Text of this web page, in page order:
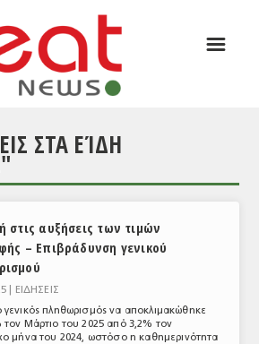
☰
ΣΤΑ ΕΊΔΗ
στις αυξήσεις των τιμών
– Επιβράδυνση γενικού
|
ΕΙΔΗΣΕΙΣ
πληθωρισμός να αποκλιμακώθηκε
τον Μάρτιο του 2025 από 3,2% τον
μήνα του 2024, ωστόσο η καθημερινότητα